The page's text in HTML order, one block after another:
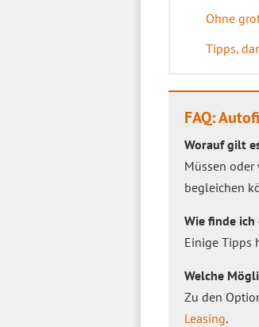
Ohne
Tipps,
FAQ:
Worauf gilt
Müssen
begleichen
Wie finde
Einige Tipps
Welche
Zu den
Leasing.